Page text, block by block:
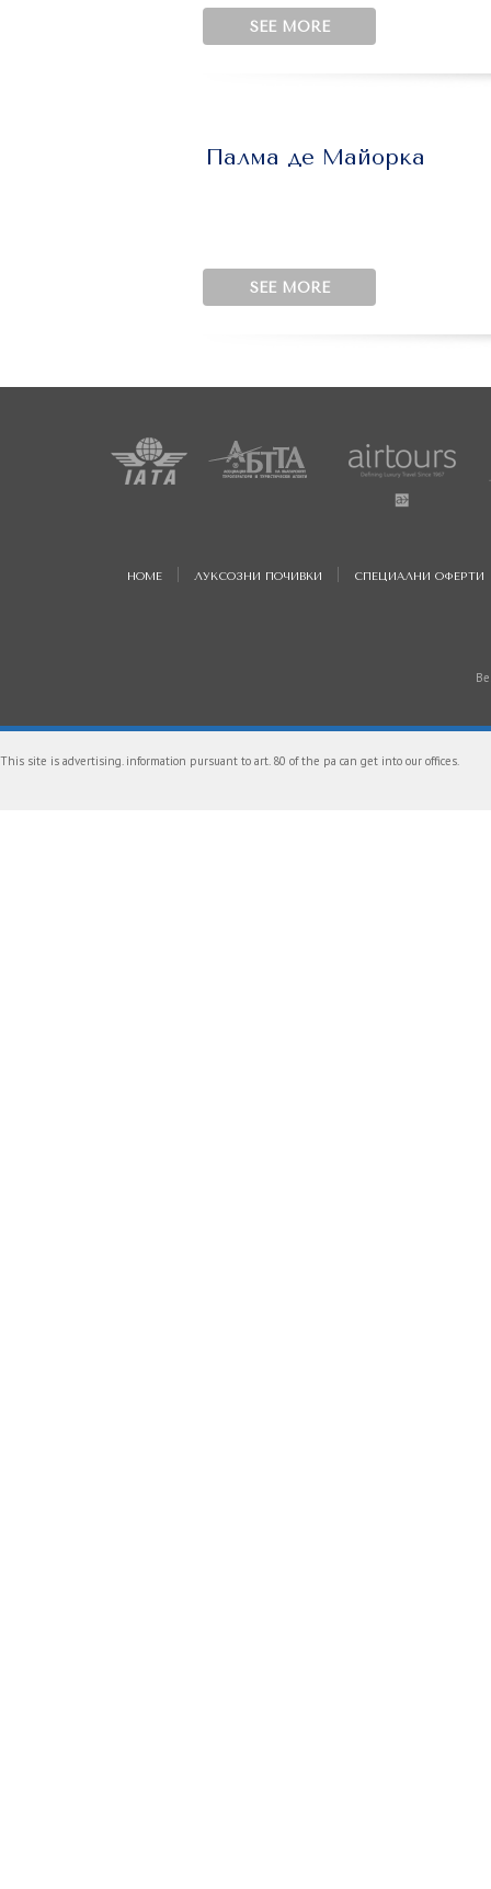
SEE MORE
Палма де Майорка
SEE MORE
HOME ЛУКСОЗНИ ПОЧИВКИ СПЕЦИАЛНИ ОФЕРТИ
This site is advertising. information pursuant to art. 80 of the pa can get into our offices.